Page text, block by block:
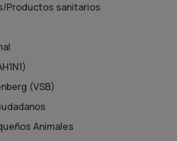
Productos sanitarios
(VSB)
Animales